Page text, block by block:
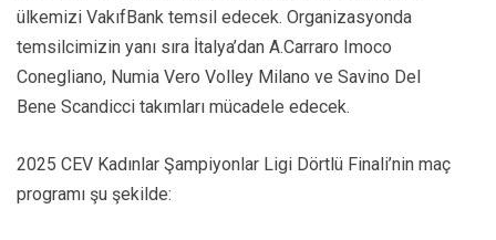
ülkemizi VakıfBank temsil edecek. Organizasyonda
temsilcimizin yanı sıra İtalya’dan A.Carraro Imoco
Conegliano, Numia Vero Volley Milano ve Savino Del
Bene Scandicci takımları mücadele edecek.
2025 CEV Kadınlar Şampiyonlar Ligi Dörtlü Finali’nin maç
programı şu şekilde: